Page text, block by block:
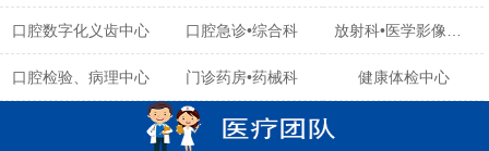
口腔数字化义齿中心 口腔急诊•综合科
口腔检验、病理中心 门诊药房•药械科 健康体检中心